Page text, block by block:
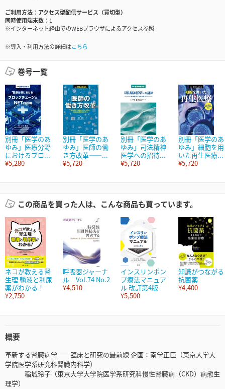
ご利用方法
アクセス型配信サービス（買切型）
同時使用端末数
1
※インターネット経由でのWEBブラウザによるアクセス参照
※導入・利用方法の詳細はこちら
巻号一覧
別冊「医学のあ
ゆみ」医療分野
におけるブロ...
¥5,280
別冊「医学のあ
ゆみ」医師の働
き方改革――...
¥5,720
別冊「医学のあ
ゆみ」司法精神
医学への招待...
¥5,720
別冊「医学のあ
ゆみ」細胞を用
いた再生医療...
¥5,720
この商品を買った人は、こんな商品も買っています。
ネコが教える腎
生理 輸液と利尿
薬がわかる！
¥2,750
呼吸器ジャーナ
ル Vol.74 No.2
¥4,510
インスリンポン
プ療法マニュア
ル 改訂第4版
¥5,500
知識がつながる
抗菌薬
¥4,400
概要
革新する腎臓病学――臨床と研究の最前線 企画：南学正臣（東京大学大
学院医学系研究科腎臓内科学）
稲城玲子（東京大学大学院医学系研究科慢性腎臓病（CKD）病態生
理学）